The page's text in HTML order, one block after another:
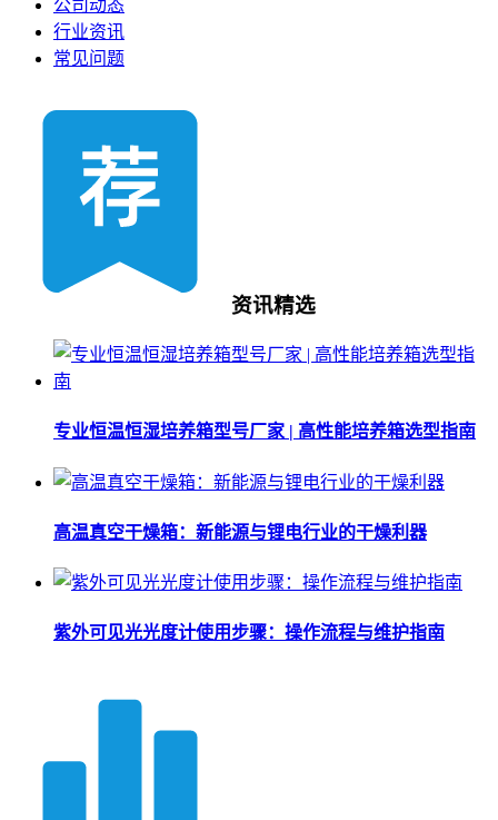
公司动态
行业资讯
常见问题
资讯精选
专业恒温恒湿培养箱型号厂家 | 高性能培养箱选型指南
高温真空干燥箱：新能源与锂电行业的干燥利器
紫外可见光光度计使用步骤：操作流程与维护指南